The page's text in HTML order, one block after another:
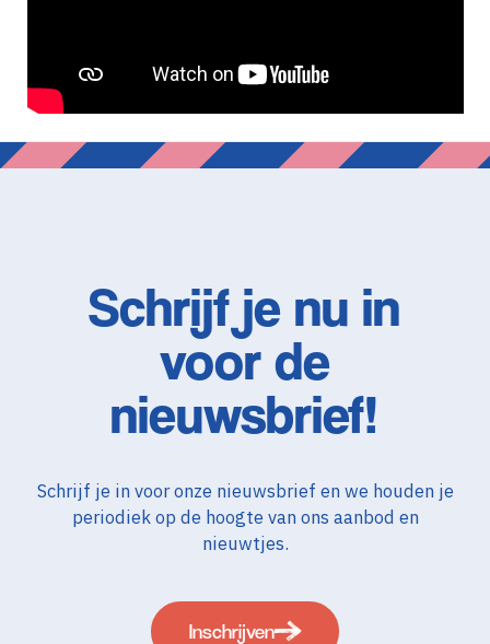
Schrijf je nu in
voor de
nieuwsbrief!
Schrijf je in voor onze nieuwsbrief en we houden je
periodiek op de hoogte van ons aanbod en
nieuwtjes.
Inschrijven